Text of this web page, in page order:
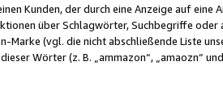
Kunden, der durch eine Anzeige auf
über Schlagwörter, Suchbegriffe
Marke (vgl. die nicht abschließende Liste
Wörter (z. B. „ammazon“, „amaozn“